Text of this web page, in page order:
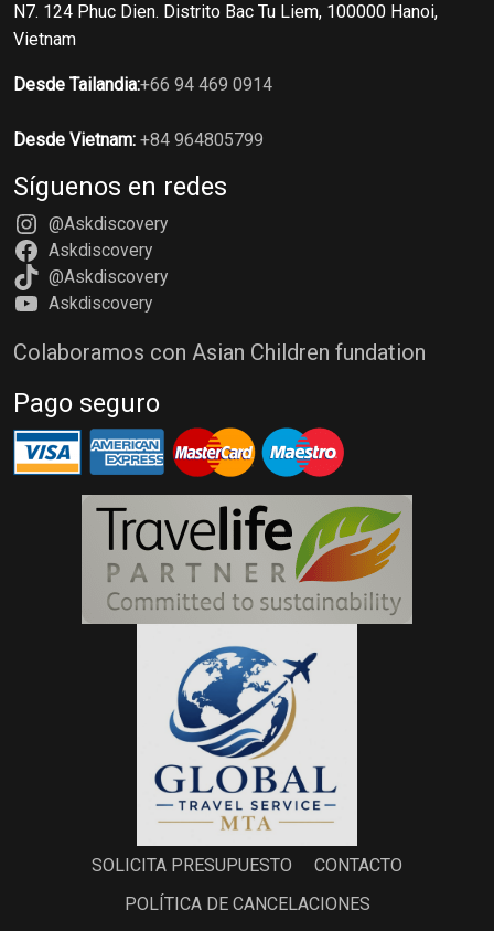
N7. 124 Phuc Dien. Distrito Bac Tu Liem, 100000 Hanoi,
Vietnam
Desde Tailandia:+66 94 469 0914
Desde Vietnam: +84 964805799
Síguenos en redes
@Askdiscovery
Askdiscovery
@Askdiscovery
Askdiscovery
Colaboramos con Asian Children fundation
Pago seguro
SOLICITA PRESUPUESTO
CONTACTO
POLÍTICA DE CANCELACIONES